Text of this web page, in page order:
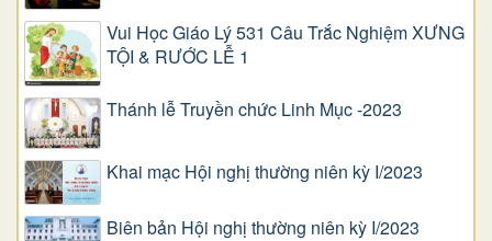
Vui Học Giáo Lý 531 Câu Trắc Nghiệm XƯNG
TỘI & RƯỚC LỄ 1
Thánh lễ Truyền chức Linh Mục -2023
Khai mạc Hội nghị thường niên kỳ I/2023
Biên bản Hội nghị thường niên kỳ I/2023